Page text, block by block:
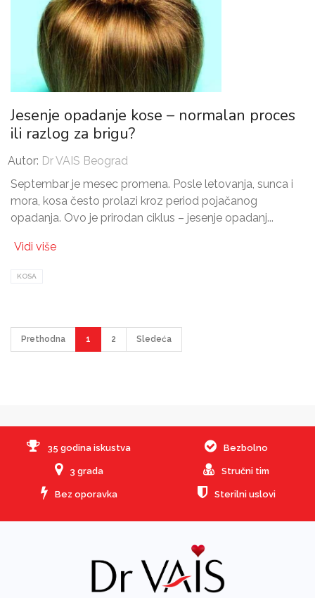
Jesenje opadanje kose – normalan proces
ili razlog za brigu?
Autor: Dr VAIS Beograd
Septembar je mesec promena. Posle letovanja, sunca i
mora, kosa često prolazi kroz period pojačanog
opadanja. Ovo je prirodan ciklus – jesenje opadanj...
Vidi više
KOSA
Prethodna 1 2 Sledeća
35 godina iskustva Bezbolno
3 grada Stručni tim
Bez oporavka Sterilni uslovi